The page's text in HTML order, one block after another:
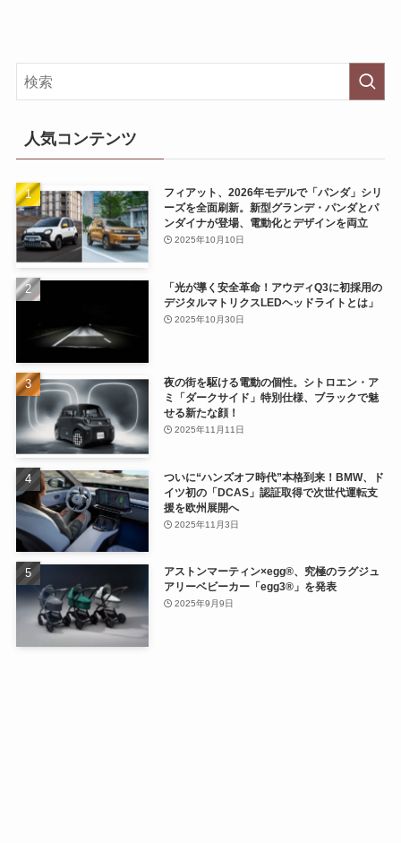
人気コンテンツ
フィアット、2026年モデルで「パンダ」シリ
ーズを全面刷新。新型グランデ・パンダとパ
ンダイナが登場、電動化とデザインを両立
2025年10月10日
「光が導く安全革命！アウディQ3に初採用の
デジタルマトリクスLEDヘッドライトとは」
2025年10月30日
夜の街を駆ける電動の個性。シトロエン・ア
ミ「ダークサイド」特別仕様、ブラックで魅
せる新たな顔！
2025年11月11日
ついに“ハンズオフ時代”本格到来！BMW、ド
イツ初の「DCAS」認証取得で次世代運転支
援を欧州展開へ
2025年11月3日
アストンマーティン×egg®、究極のラグジュ
アリーベビーカー「egg3®」を発表
2025年9月9日